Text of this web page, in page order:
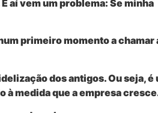
aí vem um problema: Se minha
primeiro momento a chamar
dos antigos. Ou seja, é
à medida que a empresa